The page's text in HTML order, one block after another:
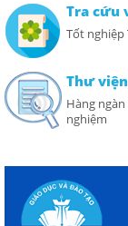
Tra cứu
Tốt nghiệp
Thư
Hàng ngàn
nghiệm